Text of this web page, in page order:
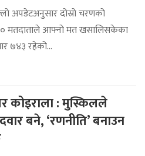
अपडेटअनुसार दोस्रो चरणको
मतदाताले आफ्नो मत खसालिसकेका
७४३ रहेको...
कोइराला : मुस्किलले
बने, ‘रणनीति’ बनाउन